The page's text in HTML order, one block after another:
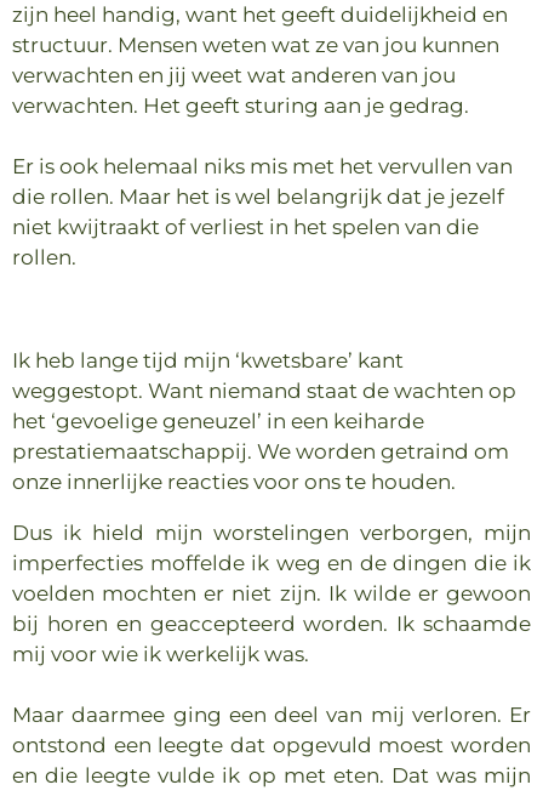
zijn heel handig, want het geeft duidelijkheid en
structuur. Mensen weten wat ze van jou kunnen
verwachten en jij weet wat anderen van jou
verwachten. Het geeft sturing aan je gedrag.
Er is ook helemaal niks mis met het vervullen van
die rollen. Maar het is wel belangrijk dat je jezelf
niet kwijtraakt of verliest in het spelen van die
rollen.
Ik heb lange tijd mijn ‘kwetsbare’ kant
weggestopt. Want niemand staat de wachten op
het ‘gevoelige geneuzel’ in een keiharde
prestatiemaatschappij. We worden getraind om
onze innerlijke reacties voor ons te houden.
Dus ik hield mijn worstelingen verborgen, mijn
imperfecties moffelde ik weg en de dingen die ik
voelden mochten er niet zijn. Ik wilde er gewoon
bij horen en geaccepteerd worden. Ik schaamde
mij voor wie ik werkelijk was.
Maar daarmee ging een deel van mij verloren. Er
ontstond een leegte dat opgevuld moest worden
en die leegte vulde ik op met eten. Dat was mijn